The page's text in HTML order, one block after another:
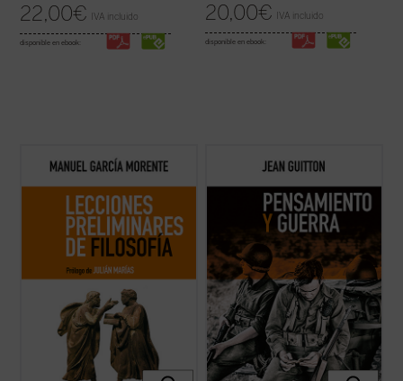
22,00€ IVA incluido
disponible en ebook:
20,00€ IVA incluido
disponible en ebook:
Los lectores y estudiosos de estas
lecciones cuentan con un recorrido que los
humanidad ha llegado hasta aquí. Nacidas
de un curso impartido por el autor en 1937
en la universidad argentina de ...(ver ficha)
A lo largo de estos textos, reeditados
recientemente con la colaboración de los
Francia, Guitton evidencia la estrecha
vinculación entre el pensamiento
estratégico y la filosofía, pues «detrás de